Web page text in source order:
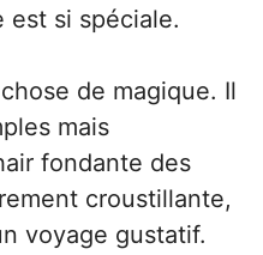
si spéciale.
de magique. Il
mais
fondante des
croustillante,
voyage gustatif.